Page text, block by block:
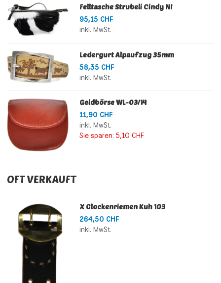
Felltasche Strubeli Cindy NI
95,15 CHF
inkl. MwSt.
Ledergurt Alpaufzug 35mm
58,35 CHF
inkl. MwSt.
Geldbörse WL-03/14
11,90 CHF
inkl. MwSt.
Sie sparen: 5,10 CHF
OFT VERKAUFT
X Glockenriemen Kuh 103
264,50 CHF
inkl. MwSt.